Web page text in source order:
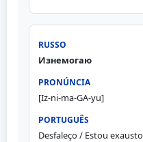
Изнемогаю
[Iz-ni-ma-GA-yu]
Desfaleço / Estou exausto